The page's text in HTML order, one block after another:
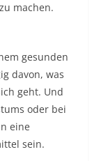
machen.
gesunden
davon, was
geht. Und
oder bei
eine
sein.